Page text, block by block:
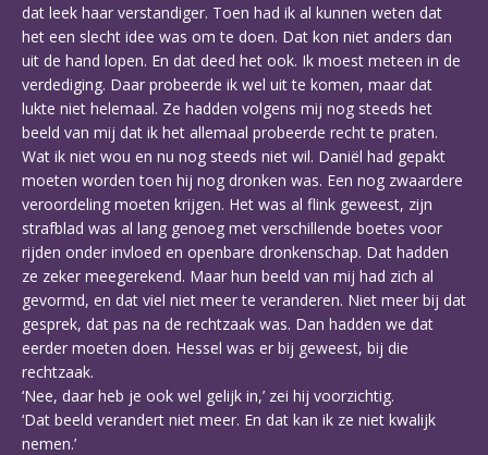
dat leek haar verstandiger. Toen had ik al kunnen weten dat
het een slecht idee was om te doen. Dat kon niet anders dan
uit de hand lopen. En dat deed het ook. Ik moest meteen in de
verdediging. Daar probeerde ik wel uit te komen, maar dat
lukte niet helemaal. Ze hadden volgens mij nog steeds het
beeld van mij dat ik het allemaal probeerde recht te praten.
Wat ik niet wou en nu nog steeds niet wil. Daniël had gepakt
moeten worden toen hij nog dronken was. Een nog zwaardere
veroordeling moeten krijgen. Het was al flink geweest, zijn
strafblad was al lang genoeg met verschillende boetes voor
rijden onder invloed en openbare dronkenschap. Dat hadden
ze zeker meegerekend. Maar hun beeld van mij had zich al
gevormd, en dat viel niet meer te veranderen. Niet meer bij dat
gesprek, dat pas na de rechtzaak was. Dan hadden we dat
eerder moeten doen. Hessel was er bij geweest, bij die
rechtzaak.
‘Nee, daar heb je ook wel gelijk in,’ zei hij voorzichtig.
‘Dat beeld verandert niet meer. En dat kan ik ze niet kwalijk
nemen.’